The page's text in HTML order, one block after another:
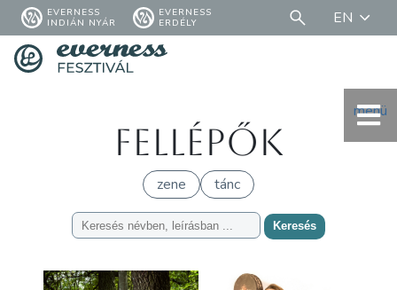
EVERNESS
INDIÁN NYÁR
EVERNESS
ERDÉLY
EN
menü
Fellépők
zene tánc
Keresés